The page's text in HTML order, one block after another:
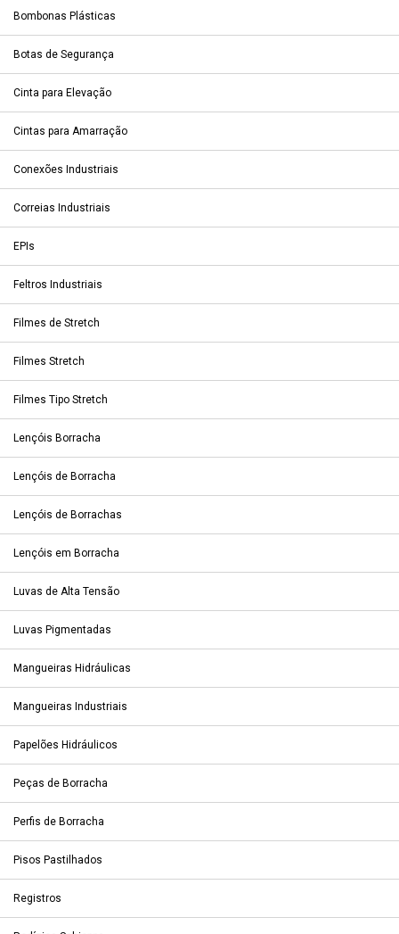
Bombonas Plásticas
Botas de Segurança
Cinta para Elevação
Cintas para Amarração
Conexões Industriais
Correias Industriais
EPIs
Feltros Industriais
Filmes de Stretch
Filmes Stretch
Filmes Tipo Stretch
Lençóis Borracha
Lençóis de Borracha
Lençóis de Borrachas
Lençóis em Borracha
Luvas de Alta Tensão
Luvas Pigmentadas
Mangueiras Hidráulicas
Mangueiras Industriais
Papelões Hidráulicos
Peças de Borracha
Perfis de Borracha
Pisos Pastilhados
Registros